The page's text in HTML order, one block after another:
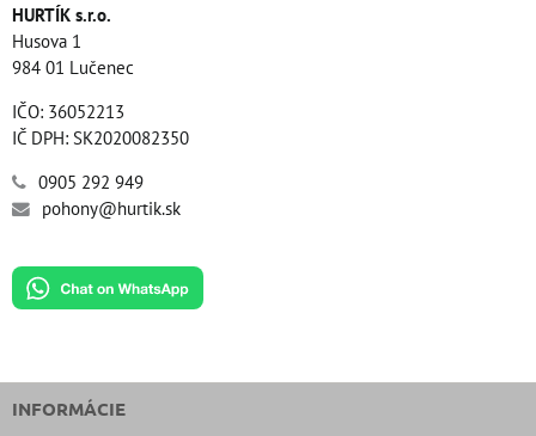
HURTÍK s.r.o.
Husova 1
984 01 Lučenec
IČO: 36052213
IČ DPH: SK2020082350
0905 292 949
pohony@hurtik.sk
INFORMÁCIE